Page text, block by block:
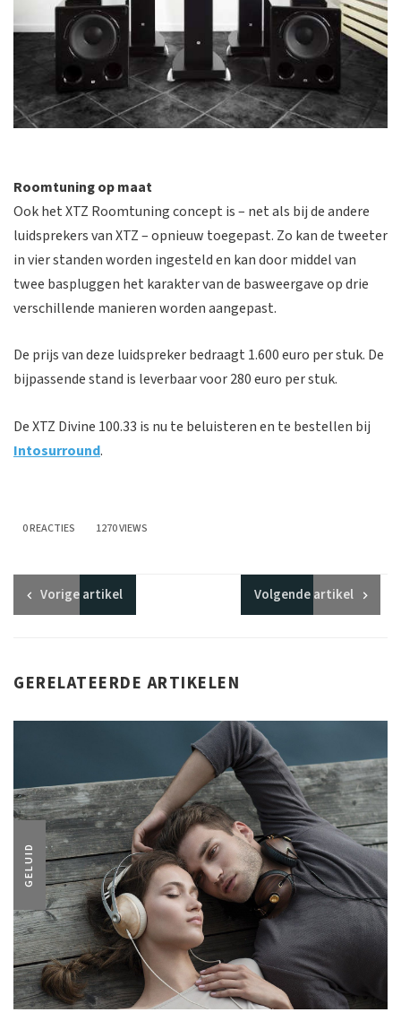
Roomtuning op maat
Ook het XTZ Roomtuning concept is – net als bij de andere
luidsprekers van XTZ – opnieuw toegepast. Zo kan de tweeter
in vier standen worden ingesteld en kan door middel van
twee baspluggen het karakter van de basweergave op drie
verschillende manieren worden aangepast.
De prijs van deze luidspreker bedraagt 1.600 euro per stuk. De
bijpassende stand is leverbaar voor 280 euro per stuk.
De XTZ Divine 100.33 is nu te beluisteren en te bestellen bij
Intosurround.
0 REACTIES 1270 VIEWS
Vorigeartikel Volgendeartikel
GERELATEERDE ARTIKELEN
GELUID